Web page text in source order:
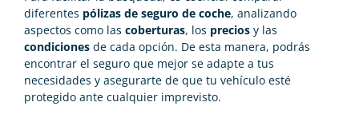
diferentes pólizas de seguro de coche, analizando
aspectos como las coberturas, los precios y las
condiciones de cada opción. De esta manera, podrás
encontrar el seguro que mejor se adapte a tus
necesidades y asegurarte de que tu vehículo esté
protegido ante cualquier imprevisto.